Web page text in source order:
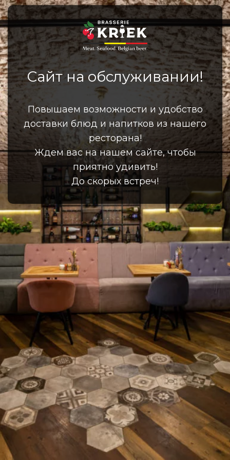
Сайт на обслуживании!
Повышаем возможности и удобство
доставки блюд и напитков из нашего
ресторана!
Ждем вас на нашем сайте, чтобы
приятно удивить!
До скорых встреч!